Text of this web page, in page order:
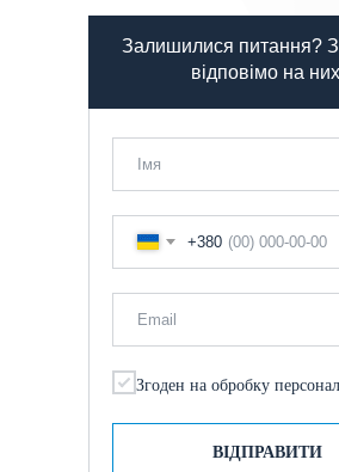
Залишилися питання? З
відповімо на
+380
Згоден на обробку
ВІДПРАВИТИ